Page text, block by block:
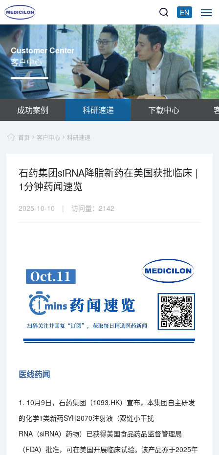
EN
Customer Center
客户中心
成功案例 科研速递 下载中心
首页 客户中心 科研速递
石药集团siRNA降脂新药在美国获批临床 |
1分钟药闻速览
2025-10-10 | 访问量： 2142
医线药闻
1. 10月9日，石药集团（1093.HK）宣布，本集团自主研发
的化学1类新药SYH2070注射液（双链小干扰
RNA（siRNA）药物）已获得美国食品药品监督管理局
（FDA）批准，可在美国开展临床试验。该产品亦于2025年